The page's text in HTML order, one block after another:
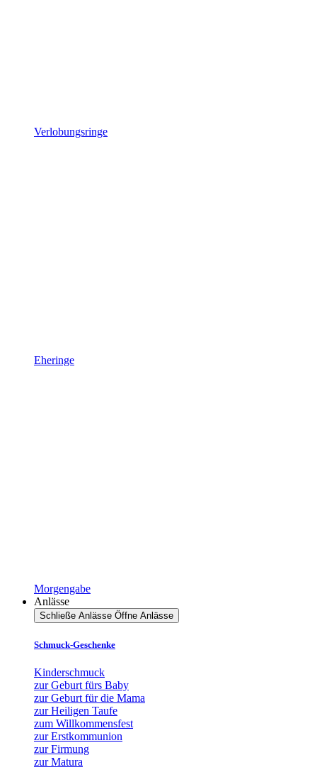
Verlobungsringe
Eheringe
Morgengabe
Anlässe
Schließe Anlässe Öffne Anlässe
Schmuck-Geschenke
Kinderschmuck
zur Geburt fürs Baby
zur Geburt für die Mama
zur Heiligen Taufe
zum Willkommensfest
zur Erstkommunion
zur Firmung
zur Matura